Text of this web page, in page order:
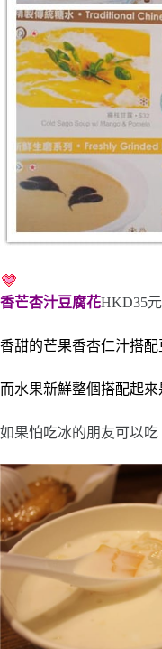
香芒杏汁豆腐花HKD35元
香甜的芒果香杏仁汁搭配
而水果新鮮整個搭配起來
如果怕吃冰的朋友可以吃